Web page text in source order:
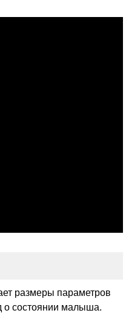
размеры параметров
о состоянии малыша.